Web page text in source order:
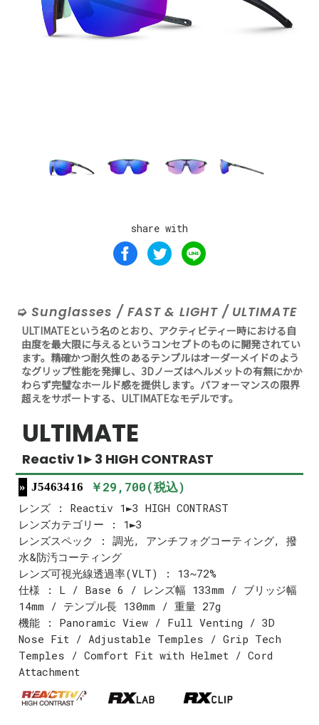
share with
Sunglasses / FAST & LIGHT / ULTIMATE
ULTIMATEという名のとおり、アクティビティー時における自
由度を最大限に与えるというコンセプトのものに開発されてい
ます。精確かつ耐久性のあるテンプルはオーダーメイドのよう
なグリップ性能を発揮し、3Dノーズはヘルメットの有無にかか
わらず完璧なホールド感を提供します。パフォーマンスの限界
超えをサポートする、ULTIMATEなモデルです。
ULTIMATE
Reactiv 1►3 HIGH CONTRAST
J5463416 ￥29,700(税込)
レンズ : Reactiv 1►3 HIGH CONTRAST
レンズカテゴリー : 1►3
レンズスペック : 調光, アンチフォグコーティング, 撥
水&防汚コーティング
レンズ可視光線透過率(VLT) : 13~72%
仕様 : L / Base 6 / レンズ幅 133mm / ブリッジ幅
14mm / テンプル長 130mm / 重量 27g
機能 : Panoramic View / Full Venting / 3D
Nose Fit / Adjustable Temples / Grip Tech
Temples / Comfort Fit with Helmet / Cord
Attachment